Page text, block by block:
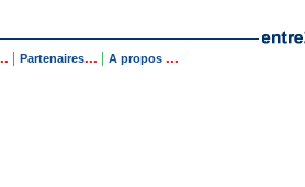
Partenaires... A propos ...